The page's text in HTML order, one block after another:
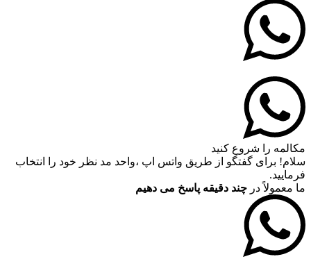
مکالمه را شروع کنید
سلام! برای گفتگو از طریق واتس اپ ،واحد مد نظر خود را انتخاب
فرمایید.
ما معمولاً در چند دقیقه پاسخ می دهیم